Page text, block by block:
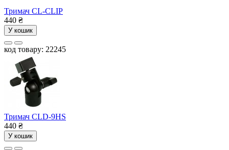
Тримач CL-CLIP
440 ₴
У кошик
код товару: 22245
Тримач CLD-9HS
440 ₴
У кошик